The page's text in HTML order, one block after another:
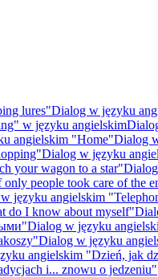
lures"Dialog w języku
w języku angielskim
angielskim "Home"Dialog
Dialog w języku
your wagon to a star"
people took care of the
języku angielskim
do I know about myself"
Dialog w języku
Dialog w języku
angielskim "Dzień, jak
i... znowu o jedzeniu"